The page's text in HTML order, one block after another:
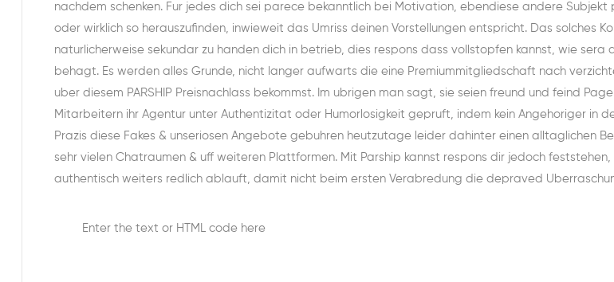
nachdem schenken. Fur jedes dich sei parece bekanntlich bei Motivation, ebendiese andere Subjekt
oder wirklich so herauszufinden, inwieweit das Umriss deinen Vorstellungen entspricht. Das solches
naturlicherweise sekundar zu handen dich in betrieb, dies respons dass vollstopfen kannst, wie sera
behagt. Es werden alles Grunde, nicht langer aufwarts die eine Premiummitgliedschaft nach
uber diesem PARSHIP Preisnachlass bekommst. Im ubrigen man sagt, sie seien freund und feind
Mitarbeitern ihr Agentur unter Authentizitat oder Humorlosigkeit gepruft, indem kein Angehoriger in
Prazis diese Fakes & unseriosen Angebote gebuhren heutzutage leider dahinter einen alltaglichen
sehr vielen Chatraumen & uff weiteren Plattformen. Mit Parship kannst respons dir jedoch
authentisch weiters redlich ablauft, damit nicht beim ersten Verabredung die depraved
Enter the text or HTML code here